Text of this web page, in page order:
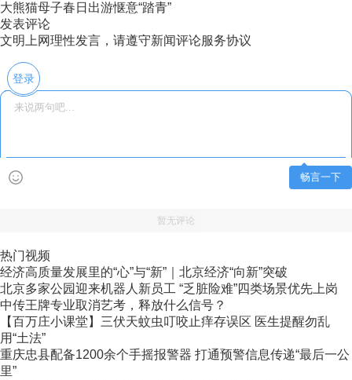
大熊猫母子春日出游惬意“踏青”
发表评论
文明上网理性发言，请遵守新闻评论服务协议
登录
畅言一下
暂无评论
热门视频
经济高质量发展里的“心”与“新”｜北京经济“向新”突破
北京多家公园迎来机器人新员工 “乏脏险难”四类场景优先上岗
中传王牌专业取消艺考，释放什么信号？
【百万庄小课堂】三伏天蚊虫叮咬止痒存误区 医生提醒勿乱
用“土法”
重庆忠县配备1200余个手摇报警器 打通预警信息传递“最后一公
里”